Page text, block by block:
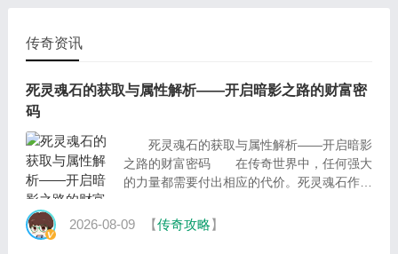
传奇资讯
死灵魂石的获取与属性解析——开启暗影之路的财富密
码
死灵魂石的获取与属性解析——开启暗影
之路的财富密码 在传奇世界中，任何强大
的力量都需要付出相应的代价。死灵魂石作为
2026-08-09 【传奇攻略】